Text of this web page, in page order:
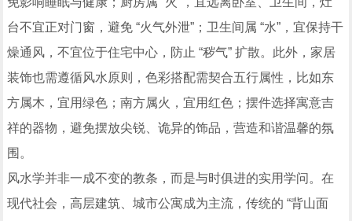
台不宜正对门窗，避免 “火气外泄”；卫生间属 “水”，宜保持干
燥通风，不宜位于住宅中心，防止 “秽气” 扩散。此外，家居
装饰也需遵循风水原则，色彩搭配需契合五行属性，比如东
方属木，宜用绿色；南方属火，宜用红色；摆件选择寓意吉
祥的器物，避免摆放尖锐、诡异的饰品，营造和谐温馨的氛
围。
风水学并非一成不变的教条，而是与时俱进的实用学问。在
现代社会，高层建筑、城市公寓成为主流，传统的 “背山面